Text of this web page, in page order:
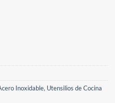
Inoxidable, Utensilios de Cocina